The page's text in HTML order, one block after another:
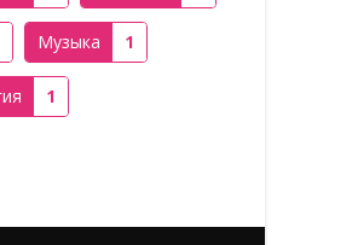
Музыка 1
1